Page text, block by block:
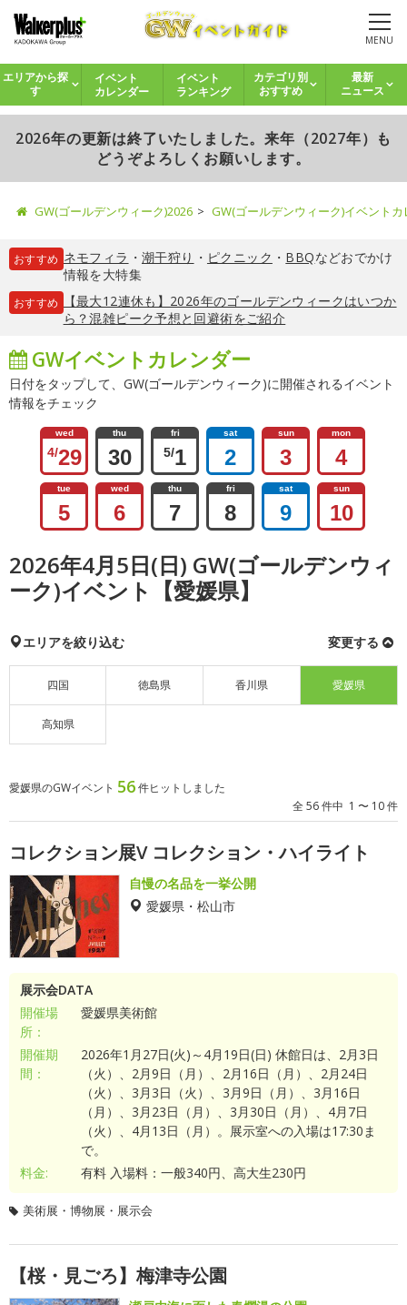
MENU
エリアから探
す
イベント
カレンダー
イベント
ランキング
カテゴリ別
おすすめ
最新
ニュース
2026年の更新は終了いたしました。来年（2027年）も
どうぞよろしくお願いします。
GW(ゴールデンウィーク)2026 GW(ゴールデンウィーク)イベント
おすすめ ネモフィラ ・ 潮干狩り ・ ピクニック ・ BBQなどおでかけ
情報を大特集
おすすめ
【最大12連休も】2026年のゴールデンウィークはいつか
ら？混雑ピーク予想と回避術をご紹介
GWイベントカレンダー
日付をタップして、GW(ゴールデンウィーク)に開催されるイベント
情報をチェック
wed
4/29
thu
30
fri
5/1
sat
2
sun
3
mon
4
tue
5
wed
6
thu
7
fri
8
sat
9
sun
10
2026年4月5日(日) GW(ゴールデンウィ
ーク)イベント【愛媛県】
エリアを絞り込む 変更する
四国 徳島県 香川県 愛媛県
高知県
愛媛県のGWイベント 56件ヒットしました
全 56 件中 1 〜 10 件
コレクション展V コレクション・ハイライト
自慢の名品を一挙公開
愛媛県・松山市
展示会DATA
開催場
所：
愛媛県美術館
開催期
間：
2026年1月27日(火)～4月19日(日) 休館日は、2月3日
（火）、2月9日（月）、2月16日（月）、2月24日
（火）、3月3日（火）、3月9日（月）、3月16日
（月）、3月23日（月）、3月30日（月）、4月7日
（火）、4月13日（月）。展示室への入場は17:30ま
で。
料金:
有料 入場料：一般340円、高大生230円
美術展・博物展・展示会
【桜・見ごろ】梅津寺公園